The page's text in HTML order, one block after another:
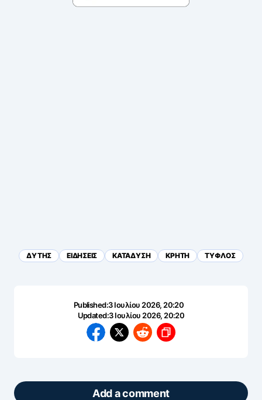
ΔΥΤΗΣ ΕΙΔΗΣΕΙΣ ΚΑΤΑΔΥΣΗ ΚΡΗΤΗ ΤΥΦΛΟΣ
Published:3 Ιουλίου 2026, 20:20
Updated:3 Ιουλίου 2026, 20:20
Add a comment